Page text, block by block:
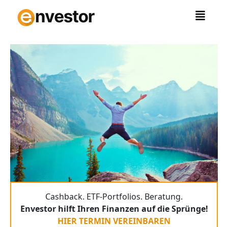
Inhalt
springen
Cashback. ETF-Portfolios. Beratung.
Envestor hilft Ihren Finanzen auf die Sprünge!
HIER TERMIN VEREINBAREN